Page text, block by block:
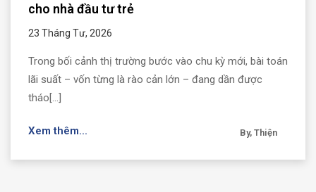
cho nhà đầu tư trẻ
23 Tháng Tư, 2026
Trong bối cảnh thị trường bước vào chu kỳ mới, bài toán
lãi suất – vốn từng là rào cản lớn – đang dần được
tháo[...]
Xem thêm... By, Thiện